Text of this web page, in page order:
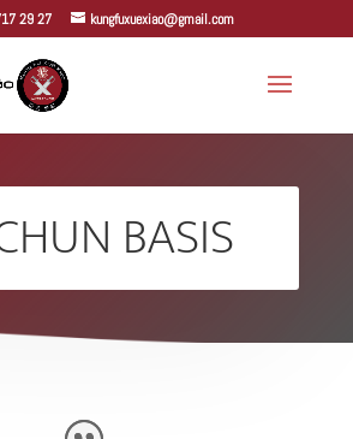
29 27 kungfuxuexiao@gmail.com
BASIS